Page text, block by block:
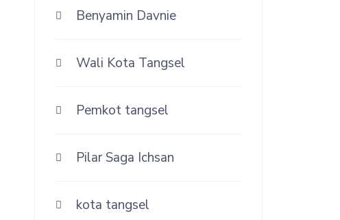
Benyamin Davnie
Wali Kota Tangsel
Pemkot tangsel
Pilar Saga Ichsan
kota tangsel